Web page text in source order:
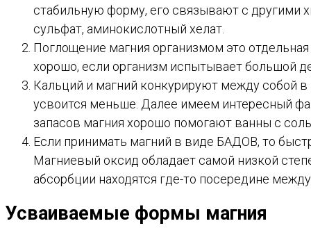
стабильную форму, его связывают с другими
сульфат, аминокислотный хелат.
Поглощение магния организмом это
хорошо, если организм испытывает большой
Кальций и магний конкурируют между собой
усвоится меньше. Далее имеем интересный
запасов магния хорошо помогают ванны с
Если принимать магний в виде БАДОВ, то
Магниевый оксид обладает самой низкой
абсорбции находятся где-то посередине
Усваиваемые формы магния